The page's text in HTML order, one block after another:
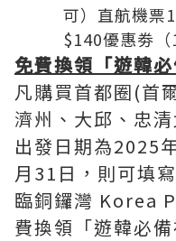
可）直航機票
$140優惠劵
免費換領「遊韓必
凡購買首都圈(首
濟州、大邱、忠
出發日期為2025
月31日，則可填
臨銅鑼灣 Korea
費換領「遊韓必